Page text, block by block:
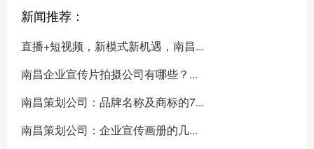
新闻推荐：
直播+短视频，新模式新机遇，南昌...
南昌企业宣传片拍摄公司有哪些？...
南昌策划公司：品牌名称及商标的7...
南昌策划公司：企业宣传画册的几...